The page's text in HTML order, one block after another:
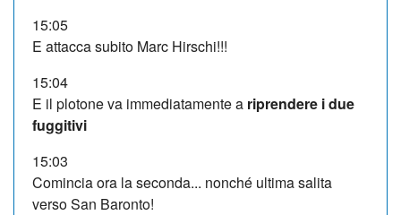
15:05
E attacca subito Marc Hirschi!!!
15:04
E il plotone va immediatamente a riprendere i due
fuggitivi
15:03
Comincia ora la seconda... nonché ultima salita
verso San Baronto!